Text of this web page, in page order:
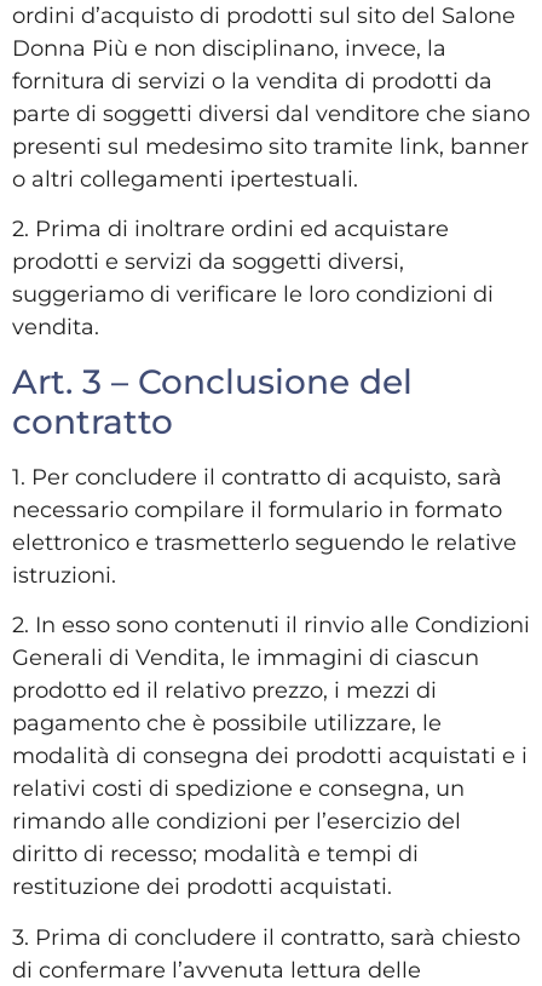
ordini d’acquisto di prodotti sul sito del Salone
Donna Più e non disciplinano, invece, la
fornitura di servizi o la vendita di prodotti da
parte di soggetti diversi dal venditore che siano
presenti sul medesimo sito tramite link, banner
o altri collegamenti ipertestuali.
2. Prima di inoltrare ordini ed acquistare
prodotti e servizi da soggetti diversi,
suggeriamo di verificare le loro condizioni di
vendita.
Art. 3 – Conclusione del
contratto
1. Per concludere il contratto di acquisto, sarà
necessario compilare il formulario in formato
elettronico e trasmetterlo seguendo le relative
istruzioni.
2. In esso sono contenuti il rinvio alle Condizioni
Generali di Vendita, le immagini di ciascun
prodotto ed il relativo prezzo, i mezzi di
pagamento che è possibile utilizzare, le
modalità di consegna dei prodotti acquistati e i
relativi costi di spedizione e consegna, un
rimando alle condizioni per l’esercizio del
diritto di recesso; modalità e tempi di
restituzione dei prodotti acquistati.
3. Prima di concludere il contratto, sarà chiesto
di confermare l’avvenuta lettura delle